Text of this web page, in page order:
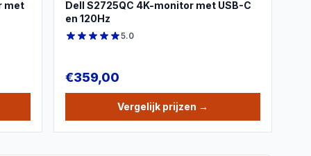
met
Dell S2725QC 4K-monitor met USB-C
en 120Hz
5.0
€359,00
Vergelijk prijzen →